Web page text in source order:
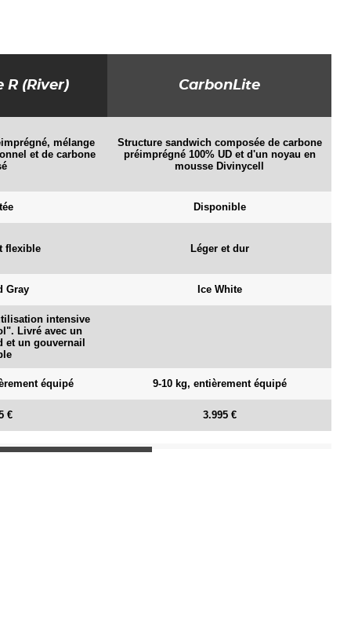
R (River)
mélange
et de carbone
flexible
Gray
intensive
Livré avec un
et un gouvernail
équipé
€
CarbonLite
Structure sandwich composée de carbone
préimprégné 100% UD et d'un noyau en
mousse Divinycell
Disponible
Léger et dur
Ice White
9-10 kg, entièrement équipé
3.995 €